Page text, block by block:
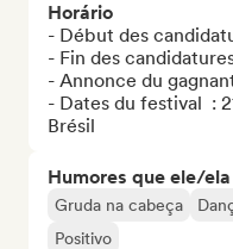
Horário
- Début des
- Fin des
- Annonce du
- Dates du festival  :
Brésil
Humores que ele/
Gruda na cabeça
Positivo